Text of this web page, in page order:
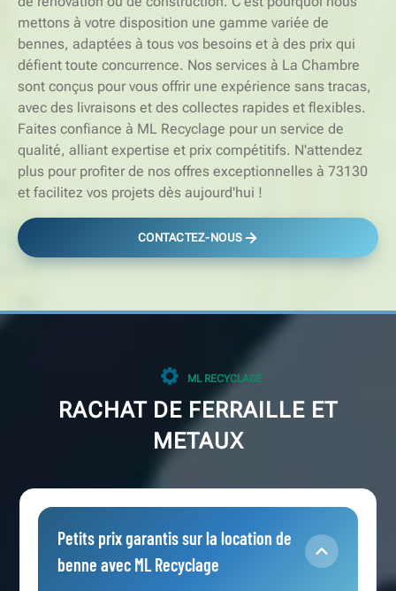
mettons à votre disposition une gamme variée de
bennes, adaptées à tous vos besoins et à des prix qui
défient toute concurrence. Nos services à La Chambre
sont conçus pour vous offrir une expérience sans tracas,
avec des livraisons et des collectes rapides et flexibles.
Faites confiance à ML Recyclage pour un service de
qualité, alliant expertise et prix compétitifs. N'attendez
plus pour profiter de nos offres exceptionnelles à 73130
et facilitez vos projets dès aujourd'hui !
CONTACTEZ-NOUS
ML RECYCLAGE
RACHAT DE FERRAILLE ET
METAUX
Petits prix garantis sur la location de
benne avec ML Recyclage